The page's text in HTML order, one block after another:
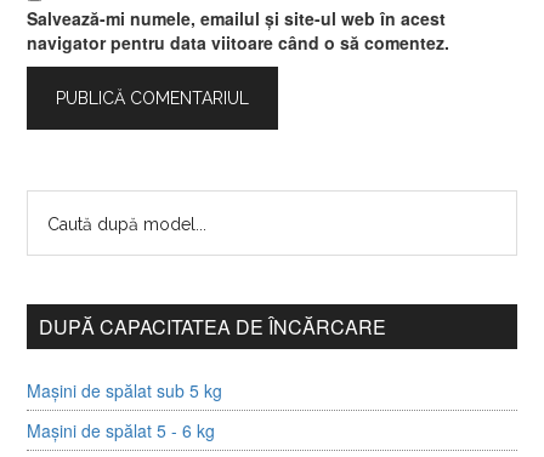
Salvează-mi numele, emailul și site-ul web în acest
navigator pentru data viitoare când o să comentez.
DUPĂ CAPACITATEA DE ÎNCĂRCARE
Mașini de spălat sub 5 kg
Mașini de spălat 5 - 6 kg